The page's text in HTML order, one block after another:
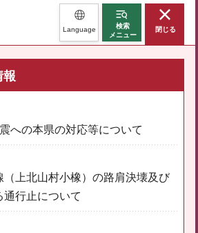
Language
検索
メニュー
閉じる
報
への本県の対応等について
（上北山村小橡）の路肩決壊及び
行止について